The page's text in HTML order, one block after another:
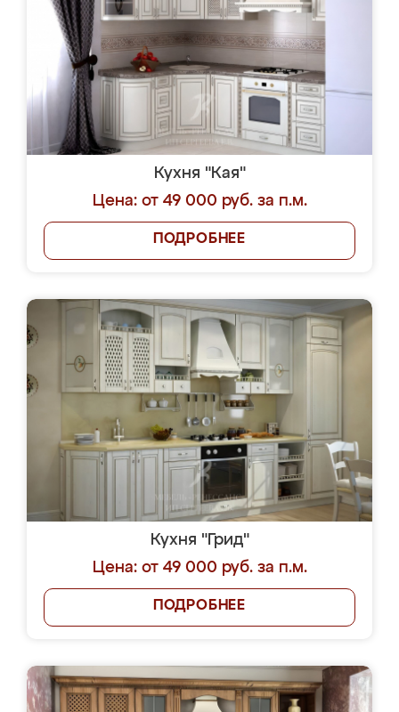
Кухня "Кая"
Цена: от 49 000 руб. за п.м.
ПОДРОБНЕЕ
Кухня "Грид"
Цена: от 49 000 руб. за п.м.
ПОДРОБНЕЕ